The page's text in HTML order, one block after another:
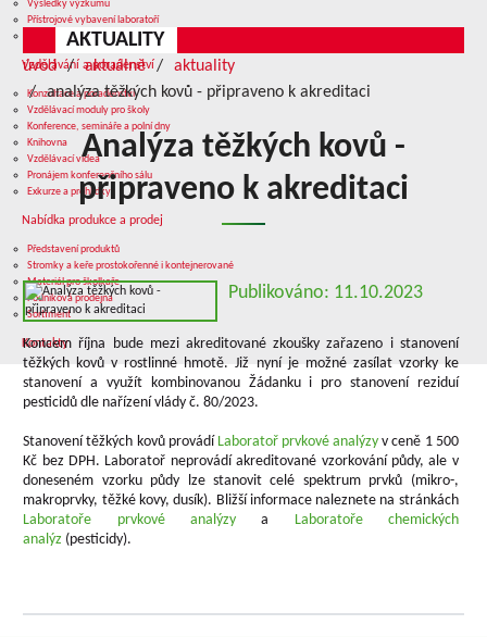
Výsledky výzkumu
Přístrojové vybavení laboratoří
Služby v oblasti výzkumu
Vzdělávání a poradenství
Konzultace a poradenství
Vzdělávací moduly pro školy
Konference, semináře a polní dny
Knihovna
Vzdělávací videa
Pronájem konferenčního sálu
Exkurze a prohlídky
Nabídka produkce a prodej
Představení produktů
Stromky a keře prostokořenné i kontejnerované
Materiál pro školkaře
Podniková prodejna
Sortiment
Kontakty
AKTUALITY
úvod aktuálně
aktuality
analýza těžkých kovů - připraveno k akreditaci
Analýza těžkých kovů -
připraveno k akreditaci
Publikováno: 11.10.2023
Koncem října bude mezi akreditované zkoušky zařazeno i stanovení
těžkých kovů v rostlinné hmotě. Již nyní je možné zasílat vzorky ke
stanovení a využít kombinovanou Žádanku i pro stanovení reziduí
pesticidů dle nařízení vlády č. 80/2023.
Stanovení těžkých kovů provádí Laboratoř prvkové analýzy v ceně 1 500
Kč bez DPH. Laboratoř neprovádí akreditované vzorkování půdy, ale v
doneseném vzorku půdy lze stanovit celé spektrum prvků (mikro-,
makroprvky, těžké kovy, dusík). Bližší informace naleznete na stránkách
Laboratoře prvkové analýzya Laboratoře chemických
analýz (pesticidy).